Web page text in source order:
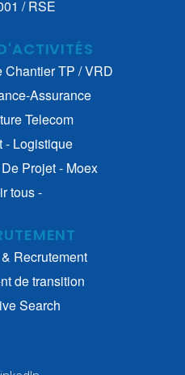
/ RSE
Chantier TP / VRD
Assurance
Telecom
- Logistique
Projet - Moex
tous -
Recrutement
de transition
Search